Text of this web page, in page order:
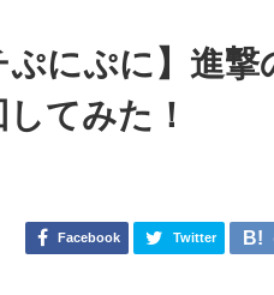
ぷにぷに】進
てみた！
Facebook Twitter